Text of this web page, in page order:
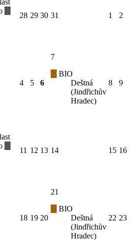
28 29 30 31 1 2
4 5 6
7
BIO
Deštná
(Jindřichův
Hradec)
8 9
11 12 13 14 15 16
18 19 20
21
BIO
Deštná
(Jindřichův
Hradec)
22 23